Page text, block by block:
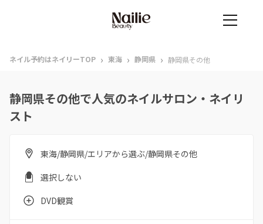
ネイル予約はネイリーTOP › 東海 › 静岡県 › 静岡県その他
静岡県その他で人気のネイルサロン・ネイリ
スト
東海/静岡県/エリアから選ぶ/静岡県その他
選択しない
DVD観賞